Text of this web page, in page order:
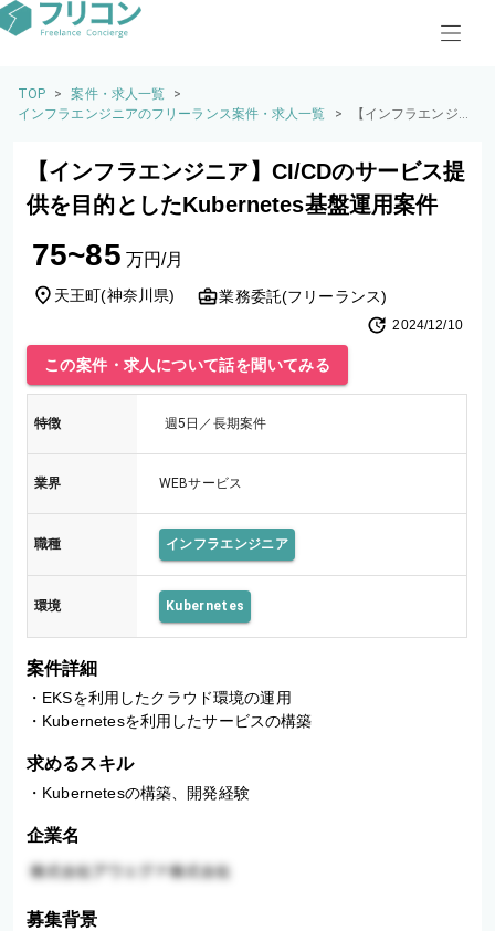
TOP > 案件・求人一覧
>
インフラエンジニアのフリーランス案件・求人一覧
>
【インフラエンジニ
Kubernetes基盤運用
案件
【インフラエンジニア】CI/CDのサービス提
供を目的としたKubernetes基盤運用案件
75~85 万円/月
天王町(神奈川県) 業務委託(フリーランス)
2024/12/10
この案件・求人について話を聞いてみる
特徴 週5日／長期案件
業界 WEBサービス
職種 インフラエンジニア
環境 Kubernetes
案件詳細
・EKSを利用したクラウド環境の運用
・Kubernetesを利用したサービスの構築
求めるスキル
・Kubernetesの構築、開発経験
企業名
募集背景